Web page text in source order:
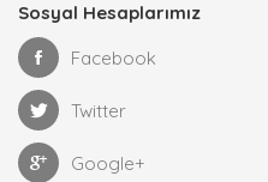
Sosyal Hesaplarımız
Facebook
Twitter
Google+